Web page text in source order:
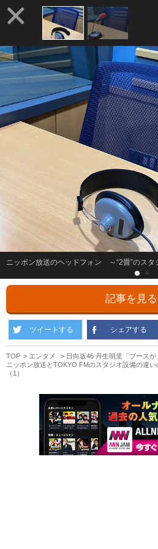
ニッポン放送のヘッドフォン ～“2畳”のスタ
記事を見る
ツイートする シェアする
TOP エンタメ
日向坂46 丹生明里「ブース
ニッポン放送とTOKYO FMのスタジオ設備の違
（1）